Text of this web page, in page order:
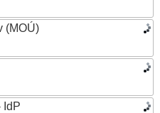
(MOÚ)
IdP